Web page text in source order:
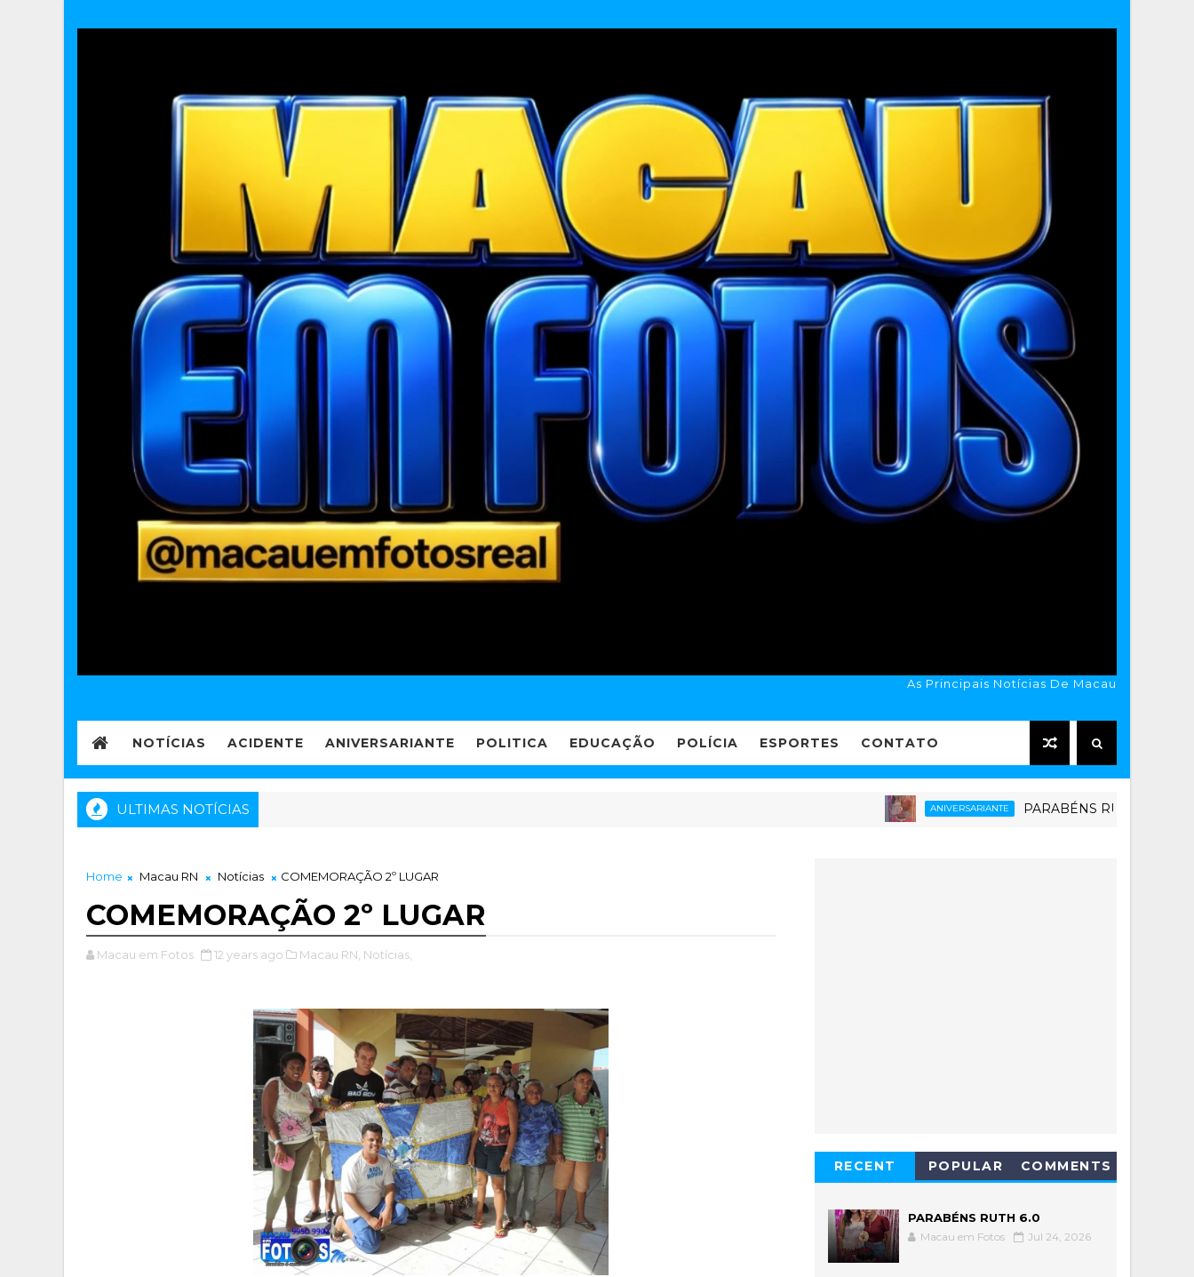
As Principais Notícias De Macau
NOTÍCIAS ACIDENTE ANIVERSARIANTE POLITICA EDUCAÇÃO POLÍCIA ESPORTES CONTATO
ULTIMAS NOTÍCIAS ANIVERSARIANTE PARABÉNS RUTH 6.0
Home Macau RN Notícias COMEMORAÇÃO 2º LUGAR
COMEMORAÇÃO 2º LUGAR
Macau em Fotos 12 years ago Macau RN, Notícias,
RECENT POPULAR COMMENTS
PARABÉNS RUTH 6.0
Macau em Fotos Jul 24, 2026